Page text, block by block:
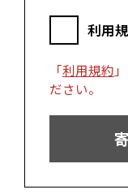
松阪市（三重
多気町（三重
湖南市（滋賀
東近江市（滋
与謝野町（京
神戸市（兵庫
三木市（兵庫
利用
「利用規約
ださい。